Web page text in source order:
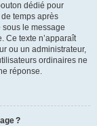
dédié pour
temps après
sous le message
Ce texte n’apparaît
ou un administrateur,
ordinaires ne
réponse.
?